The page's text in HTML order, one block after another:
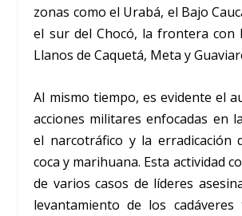
zonas como el Urabá, el Bajo
el sur del Chocó, la frontera con
Llanos de Caquetá, Meta y
Al mismo tiempo, es evidente el
acciones militares enfocadas en
el narcotráfico y la erradicación
coca y marihuana. Esta actividad
de varios casos de líderes
levantamiento de los